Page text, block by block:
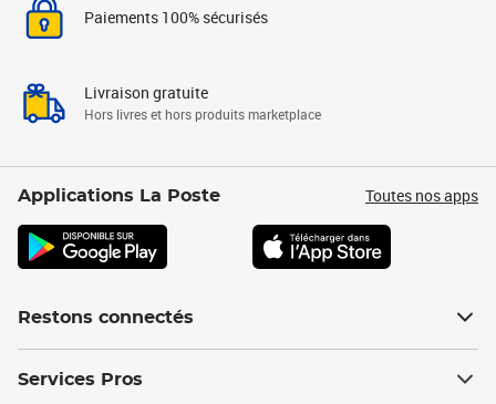
Paiements 100% sécurisés
Livraison gratuite
Hors livres et hors produits marketplace
Applications La Poste Toutes nos apps
Restons connectés
Services Pros